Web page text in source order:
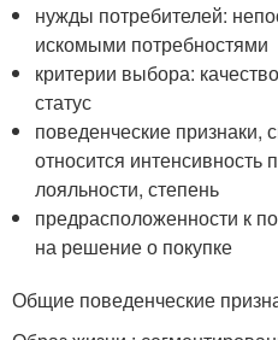
нужды потребителей:
искомыми потребностями
критерии выбора:
статус
поведенческие признаки,
относится интенсивность
лояльности, степень
предрасположенности к
на решение о покупке
Общие поведенческие